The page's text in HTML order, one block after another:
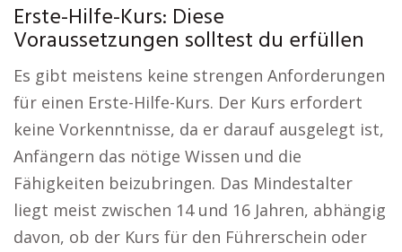
Erste-Hilfe-Kurs: Diese
Voraussetzungen solltest du erfüllen
Es gibt meistens keine strengen Anforderungen
für einen Erste-Hilfe-Kurs. Der Kurs erfordert
keine Vorkenntnisse, da er darauf ausgelegt ist,
Anfängern das nötige Wissen und die
Fähigkeiten beizubringen. Das Mindestalter
liegt meist zwischen 14 und 16 Jahren, abhängig
davon, ob der Kurs für den Führerschein oder